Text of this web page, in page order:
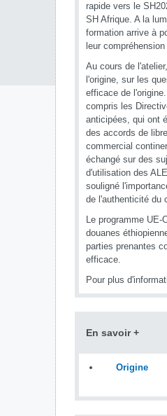
rapide vers le
SH Afrique. A la
formation arrive à
leur
Au cours de
l'origine, sur les
efficace de
compris les
anticipées, qui ont
des accords de
commercial
échangé sur des
d'utilisation des
souligné
de l'authenticité du
Le programme
douanes
parties prenantes
efficace.
Pour plus
En savoir +
Origine